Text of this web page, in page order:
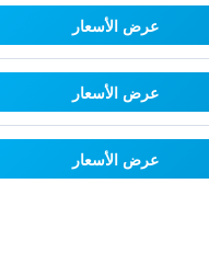
عرض الأسعار
عرض الأسعار
عرض الأسعار